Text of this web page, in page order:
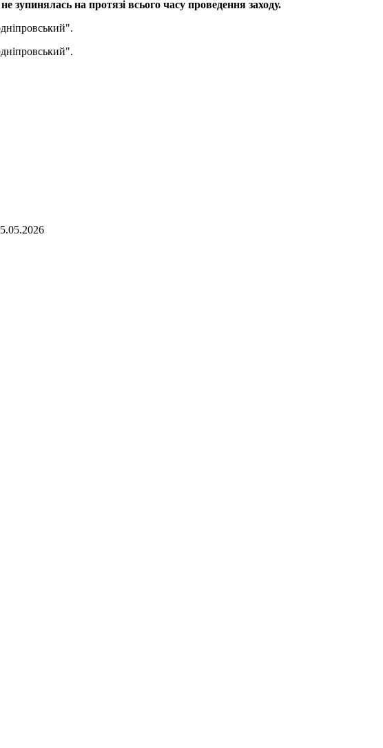
зупинялась на протязі всього часу проведення заходу.